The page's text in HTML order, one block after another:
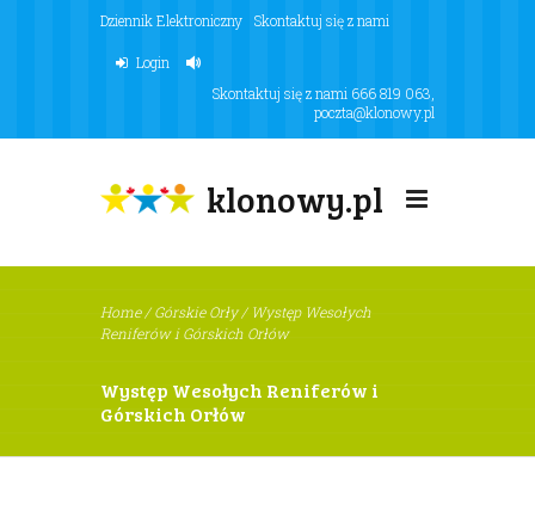
Dziennik Elektroniczny Skontaktuj się z nami
Login
Skontaktuj się z nami 666 819 063
poczta@klonowy.pl
klonowy.pl
Home/Górskie Orły/ Występ Wesołych
Reniferów i Górskich Orłów
Występ Wesołych Reniferów i
Górskich Orłów